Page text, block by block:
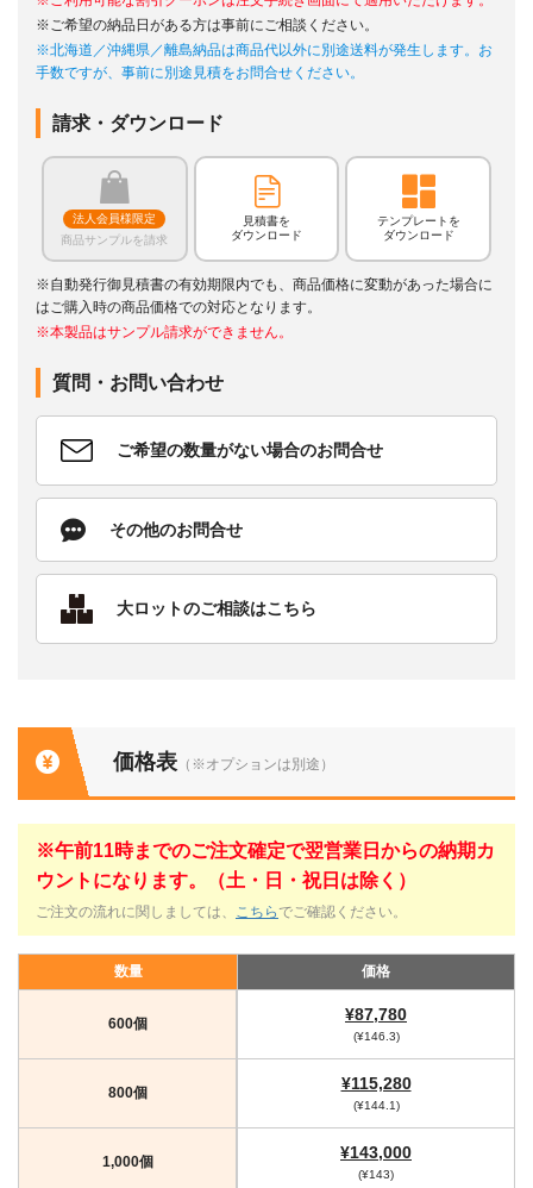
※ご希望の納品日がある方は事前にご相談ください。
※北海道／沖縄県／離島納品は商品代以外に別途送料が発生します。お
手数ですが、事前に別途見積をお問合せください。
請求・ダウンロード
法人会員様限定
商品サンプルを請求
見積書を
ダウンロード
テンプレートを
ダウンロード
※自動発行御見積書の有効期限内でも、商品価格に変動があった場合に
はご購入時の商品価格での対応となります。
※本製品はサンプル請求ができません。
質問・お問い合わせ
ご希望の数量がない場合のお問合せ
その他のお問合せ
大ロットのご相談はこちら
価格表 （※オプションは別途）
※午前11時までのご注文確定で翌営業日からの納期カ
ウントになります。（土・日・祝日は除く）
ご注文の流れに関しましては、 こちら でご確認ください。
数量 価格
600個 ¥87,780
(¥146.3)
800個 ¥115,280
(¥144.1)
1,000個 ¥143,000
(¥143)